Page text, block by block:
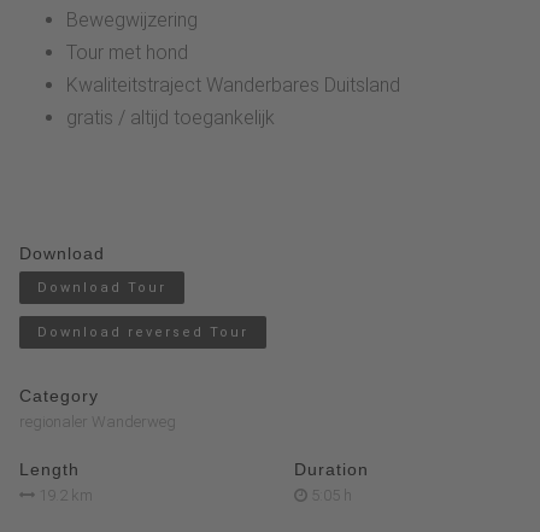
Bewegwijzering
Tour met hond
Kwaliteitstraject Wanderbares Duitsland
gratis / altijd toegankelijk
Download
Download Tour
Download reversed Tour
Category
regionaler Wanderweg
Length
19.2 km
Duration
5:05 h